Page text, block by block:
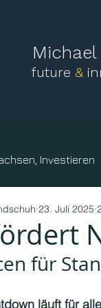
future &
Investieren
Vereine und
Körperschaften
23. Juli 2025
für
läuft für